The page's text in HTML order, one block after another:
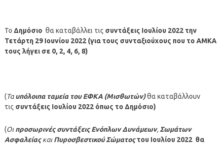
Το Δημόσιο θα καταβάλλει τις συντάξεις Ιουλίου2022 την
Τετάρτη 29 Ιουνίου2022 (για τους συνταξιούχους που το ΑΜΚΑ
τους λήγει σε 0, 2, 4, 6, 8)
(Ταυπόλοιπα ταμεία του ΕΦΚΑ (Μισθωτών)θα καταβάλλουν
τις συντάξεις Ιουλίου2022όπως το Δημόσιο)
(Οι προσωρινές συντάξεις Ενόπλων Δυνάμεων,Σωμάτων
Ασφαλείαςκαι Πυροσβεστικού Σώματος του Ιουλίου2022 θα